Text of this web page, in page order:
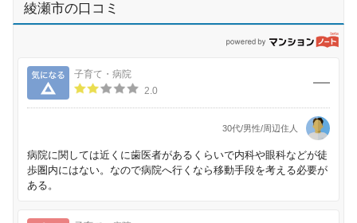
綾瀬市の口コミ
気になる
子育て・病院
2.0
30代/男性/周辺住人
病院に関しては近くに歯医者があるくらいで内科や眼科などが徒
歩圏内にはない。なので病院へ行くなら移動手段を考える必要が
ある。